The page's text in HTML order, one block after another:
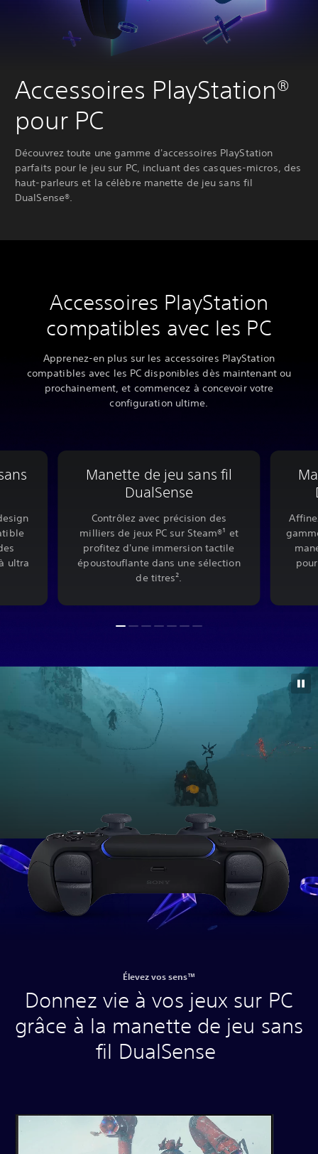
Accessoires PlayStation®
pour PC
Découvrez toute une gamme d'accessoires PlayStation
parfaits pour le jeu sur PC, incluant des casques-micros, des
haut-parleurs et la célèbre manette de jeu sans fil
DualSense®.
Accessoires PlayStation
compatibles avec les PC
Apprenez-en plus sur les accessoires PlayStation
compatibles avec les PC disponibles dès maintenant ou
prochainement, et commencez à concevoir votre
configuration ultime.
Manette de jeu sans fil
DualSense
Contrôlez avec précision des
milliers de jeux PC sur Steam®¹ et
profitez d'une immersion tactile
époustouflante dans une sélection
de titres².
ultra
Élevez vos sens™
Donnez vie à vos jeux sur PC
grâce à la manette de jeu sans
fil DualSense